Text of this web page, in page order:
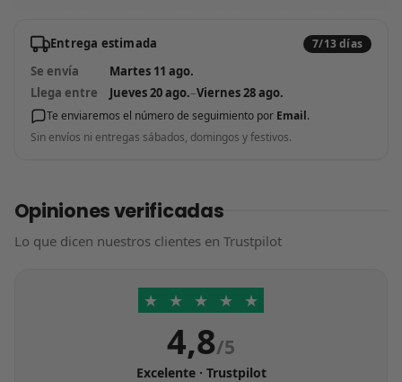
Entrega estimada 7/13 días
Se envía
Martes 11 ago.
Llega entre
Jueves 20 ago.–Viernes 28 ago.
Te enviaremos el número de seguimiento por Email.
Sin envíos ni entregas sábados, domingos y festivos.
Opiniones verificadas
Lo que dicen nuestros clientes en Trustpilot
★ ★ ★ ★ ★
4,8/5
Excelente · Trustpilot